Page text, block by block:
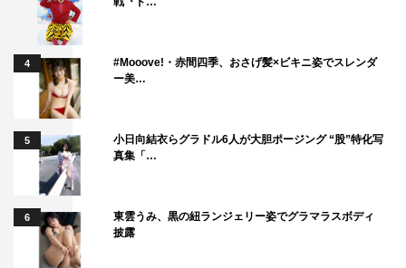
4
#Mooove!・赤間四季、おさげ髪×ビキニ姿でスレンダ
ー美…
5
小日向結衣らグラドル6人が大胆ポージング “股”特化写
真集「…
6
東雲うみ、黒の紐ランジェリー姿でグラマラスボディ
披露